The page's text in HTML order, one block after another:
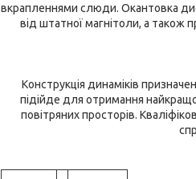
вкрапленнями слюди. Окантовка
від штатної магнітоли, а також
Конструкція динаміків
підійде для отримання
повітряних просторів.